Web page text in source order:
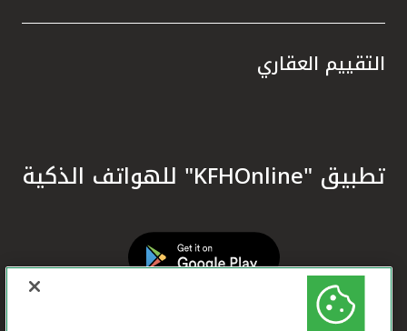
التقييم العقاري
تطبيق "KFHOnline" للهواتف الذكية